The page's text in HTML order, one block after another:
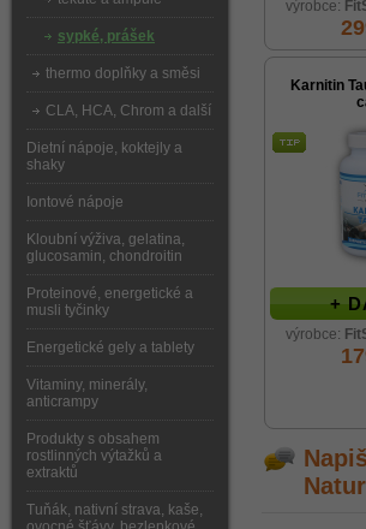
výrobce:
Karnitin
+
výrobce:
sypké, prášek
thermo doplňky a směsi
CLA, HCA, Chrom a další
Dietní nápoje, koktejly a
shaky
Iontové nápoje
Kloubní výživa, gelatina,
glucosamin, chondroitin
Proteinové, energetické a
musli tyčinky
Energetické gely a tablety
Vitaminy, minerály,
anticrampy
Produkty s obsahem
rostlinných výtažků a
extraktů
Tuňák, nativní strava, kaše,